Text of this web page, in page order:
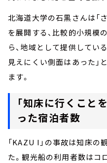
北海道大学の石黒さんは「
を展開する、比較的小規模
ら、地域として提供してい
見えにくい側面はあった」
ます。
「知床に行くこと
った宿泊者数
「KAZU I」の事故は知床
た。観光船の利用者数はコ